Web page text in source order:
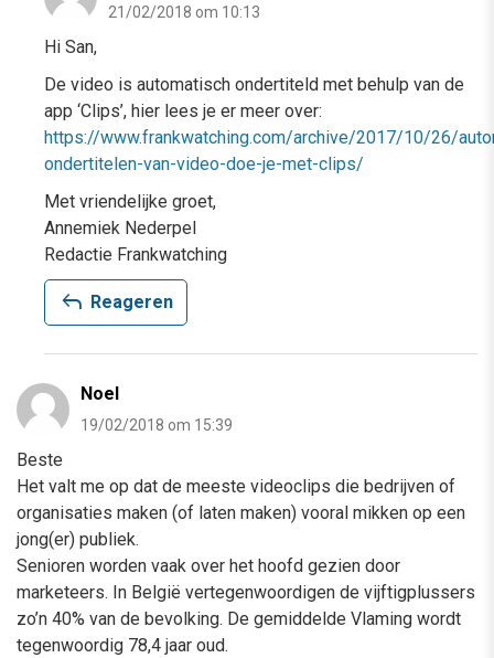
21/02/2018 om 10:13
Hi San,
De video is automatisch ondertiteld met behulp van de
app ‘Clips’, hier lees je er meer over:
https://www.frankwatching.com/archive/2017/10/26/
ondertitelen-van-video-doe-je-met-clips/
Met vriendelijke groet,
Annemiek Nederpel
Redactie Frankwatching
reply Reageren
Noel
19/02/2018 om 15:39
Beste
Het valt me op dat de meeste videoclips die bedrijven of
organisaties maken (of laten maken) vooral mikken op een
jong(er) publiek.
Senioren worden vaak over het hoofd gezien door
marketeers. In België vertegenwoordigen de vijftigplussers
zo’n 40% van de bevolking. De gemiddelde Vlaming wordt
tegenwoordig 78,4 jaar oud.